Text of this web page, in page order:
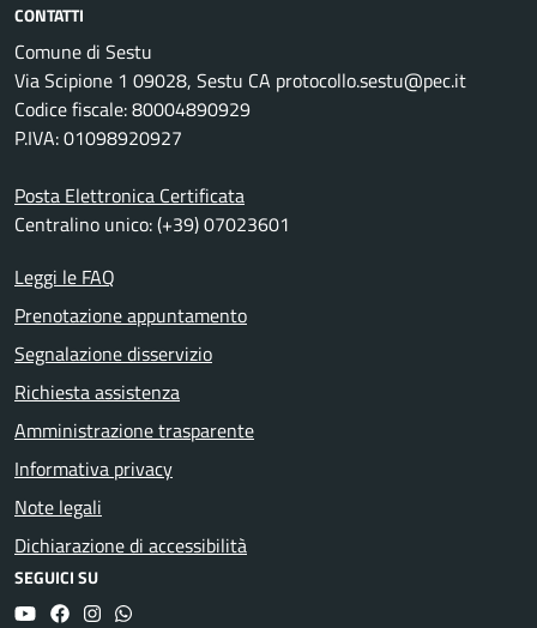
CONTATTI
Comune di Sestu
Via Scipione 1 09028, Sestu CA protocollo.sestu@pec.it
Codice fiscale: 80004890929
P.IVA: 01098920927
Posta Elettronica Certificata
Centralino unico: (+39) 07023601
Leggi le FAQ
Prenotazione appuntamento
Segnalazione disservizio
Richiesta assistenza
Amministrazione trasparente
Informativa privacy
Note legali
Dichiarazione di accessibilità
SEGUICI SU
YouTubeFacebookInstagram
Whatsapp